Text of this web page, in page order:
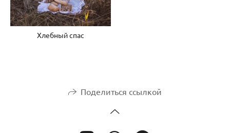
Хлебный спас
Поделиться ссылкой